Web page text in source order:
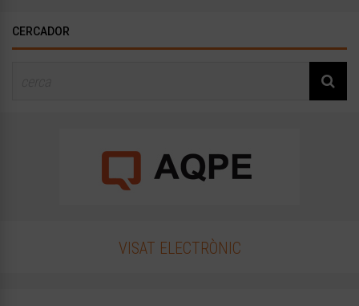
CERCADOR
VISAT ELECTRÒNIC